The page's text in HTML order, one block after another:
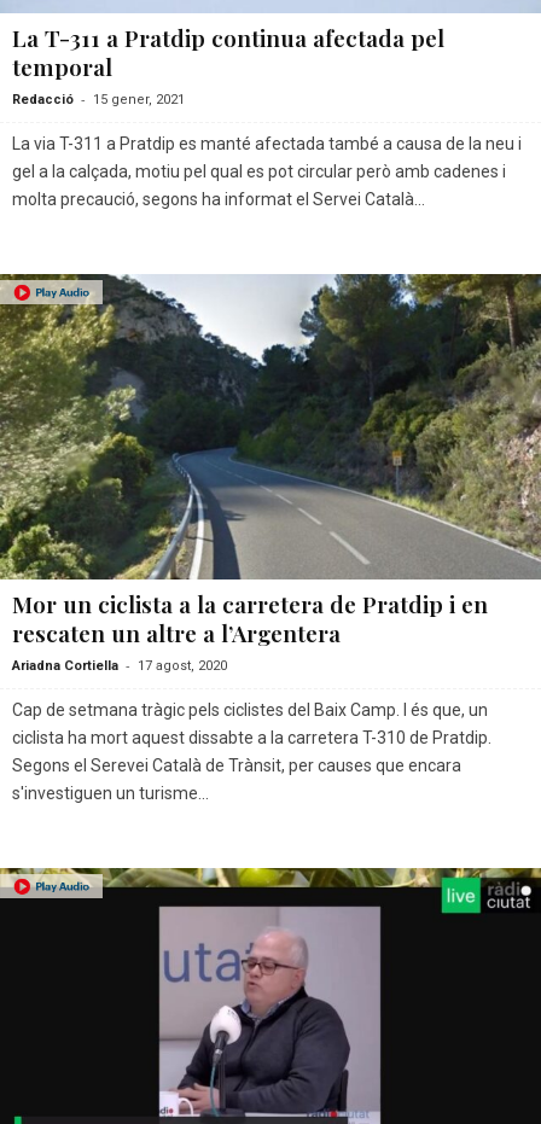
La T-311 a Pratdip continua afectada pel
temporal
Redacció - 15 gener, 2021
La via T-311 a Pratdip es manté afectada també a causa de la neu i
gel a la calçada, motiu pel qual es pot circular però amb cadenes i
molta precaució, segons ha informat el Servei Català...
Mor un ciclista a la carretera de Pratdip i en
rescaten un altre a l’Argentera
Ariadna Cortiella - 17 agost, 2020
Cap de setmana tràgic pels ciclistes del Baix Camp. I és que, un
ciclista ha mort aquest dissabte a la carretera T-310 de Pratdip.
Segons el Serevei Català de Trànsit, per causes que encara
s'investiguen un turisme...